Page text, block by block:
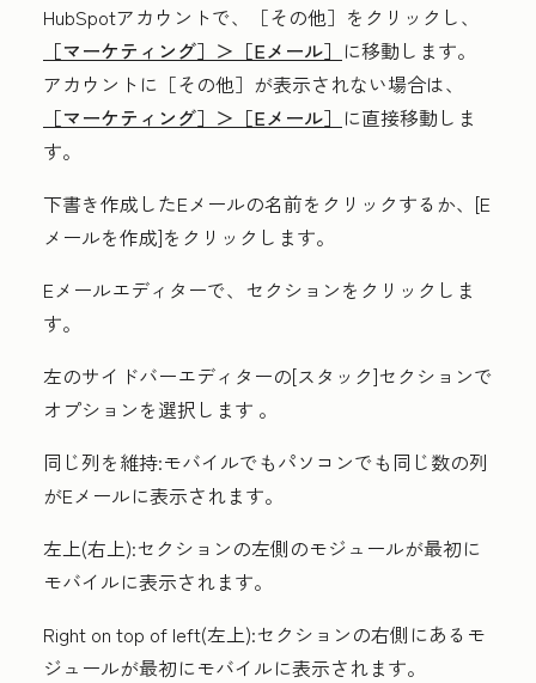
HubSpotアカウントで、
［その他］をクリックし、
［マーケティング］＞ ［Eメール］ に移動します。
アカウントに ［その他］が表示されない場合は、
［マーケティング］＞ ［Eメール］ に直接移動しま
す。
下書き作成したEメールの名前をクリックするか、[E
メールを作成]をクリックします。
Eメールエディターで、 セクションをクリックしま
す。
左のサイドバーエディターの[スタック]セクションで
オプションを選択します 。
同じ列を維持:モバイルでもパソコンでも同じ数の列
がEメールに表示されます。
左上(右上):セクションの左側のモジュールが最初に
モバイルに表示されます。
Right on top of left(左上):セクションの右側にあるモ
ジュールが最初にモバイルに表示されます。